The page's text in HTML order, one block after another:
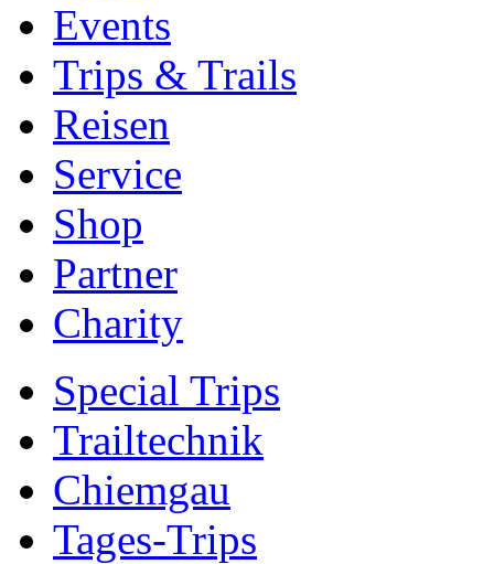
Events
Trips & Trails
Reisen
Service
Shop
Partner
Charity
Special Trips
Trailtechnik
Chiemgau
Tages-Trips